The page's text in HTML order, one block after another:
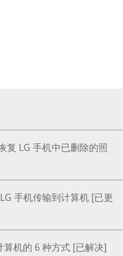
复 LG 手机中已删除的照
手机传输到计算机 [已更
机的 6 种方式 [已解决]